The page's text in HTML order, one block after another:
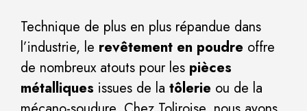
Technique de plus en plus répandue dans
l’industrie, le revêtement en poudre offre
de nombreux atouts pour les pièces
métalliques issues de la tôlerie ou de la